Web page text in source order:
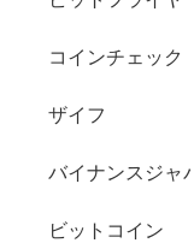
コインチェック
ザイフ
バイナンスジャ
ビットコイン